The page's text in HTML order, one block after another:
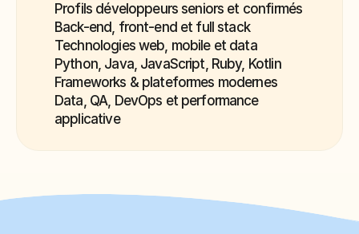
Profils développeurs seniors et confirmés
Back-end, front-end et full stack
Technologies web, mobile et data
Python, Java, JavaScript, Ruby, Kotlin
Frameworks & plateformes modernes
Data, QA, DevOps et performance
applicative